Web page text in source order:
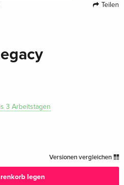
Teilen
3 Arbeitstagen
Versionen vergleichen
legen